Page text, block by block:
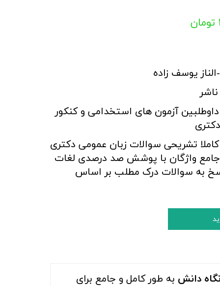
یوسف زاده
داوطلبین آزمون های استخدامی و کنکور
تشریحی سوالات زبان عمومی دکتری
جامع واژگان با پوشش صد درصدی لغات
به سوالات درک مطلب بر اساس
دانش به طور کامل و جامع برای